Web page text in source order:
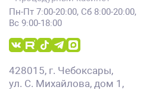
Пн-Пт 7:00-20:00, Сб 8:00-20:00,
Вс 9:00-18:00
428015, г. Чебоксары,
ул. С. Михайлова, дом 1,